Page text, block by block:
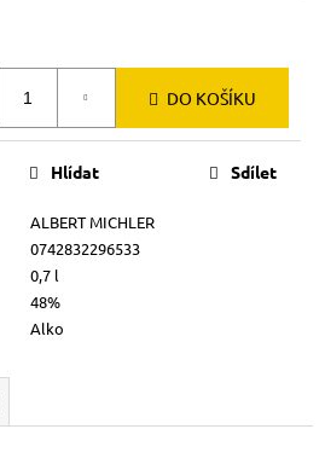
DO KOŠÍKU
ALBERT MICHLER
0742832296533
0,7 l
48%
Alko
Hlídat Sdílet